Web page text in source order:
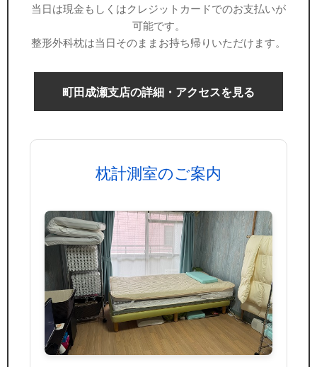
当日は現金もしくはクレジットカードでのお支払いが
可能です。
整形外科枕は当日そのままお持ち帰りいただけます。
町田成瀬支店の詳細・アクセスを見る
枕計測室のご案内